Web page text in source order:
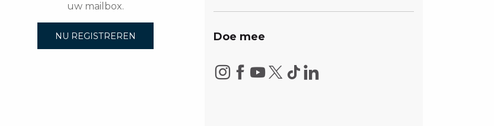
uw mailbox.
NU REGISTREREN Doe mee